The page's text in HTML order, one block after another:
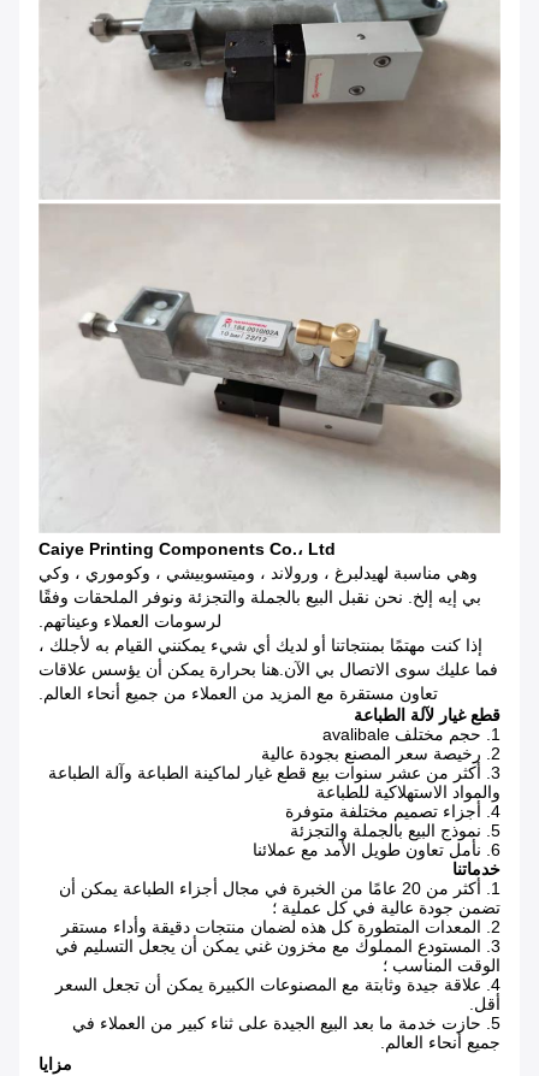
Caiye Printing Components Co.، Ltd
وهي مناسبة لهيدلبرغ ، ورولاند ، وميتسوبيشي ، وكوموري ، وكي
بي إيه إلخ. نحن نقبل البيع بالجملة والتجزئة ونوفر الملحقات وفقًا
لرسومات العملاء وعيناتهم.
إذا كنت مهتمًا بمنتجاتنا أو لديك أي شيء يمكنني القيام به لأجلك ،
فما عليك سوى الاتصال بي الآن.هنا بحرارة يمكن أن يؤسس علاقات
تعاون مستقرة مع المزيد من العملاء من جميع أنحاء العالم.
قطع غيار لآلة الطباعة
1. حجم مختلف avalibale
2. رخيصة سعر المصنع بجودة عالية
3. أكثر من عشر سنوات بيع قطع غيار لماكينة الطباعة وآلة الطباعة
والمواد الاستهلاكية للطباعة
4. أجزاء تصميم مختلفة متوفرة
5. نموذج البيع بالجملة والتجزئة
6. نأمل تعاون طويل الأمد مع عملائنا
خدماتنا
1. أكثر من 20 عامًا من الخبرة في مجال أجزاء الطباعة يمكن أن
تضمن جودة عالية في كل عملية ؛
2. المعدات المتطورة كل هذه لضمان منتجات دقيقة وأداء مستقر
3. المستودع المملوك مع مخزون غني يمكن أن يجعل التسليم في
الوقت المناسب ؛
4. علاقة جيدة وثابتة مع المصنوعات الكبيرة يمكن أن تجعل السعر
أقل.
5. حازت خدمة ما بعد البيع الجيدة على ثناء كبير من العملاء في
جميع أنحاء العالم.
مزايا